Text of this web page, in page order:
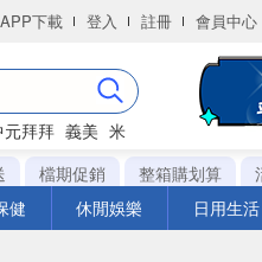
下載 登入 註冊 會員中心
元拜拜 義美 米
檔期促銷 整箱購划算
健 休閒娛樂 日用生活